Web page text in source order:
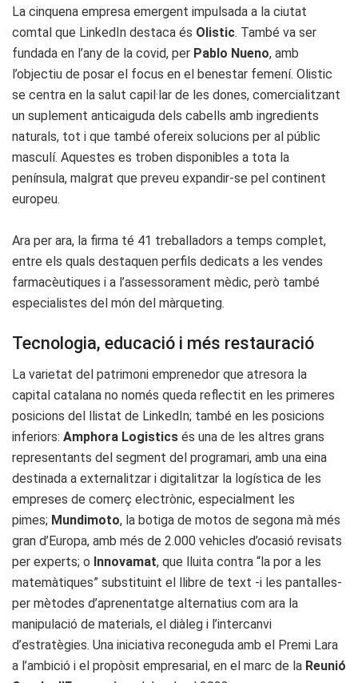
La cinquena empresa emergent impulsada a la ciutat
comtal que LinkedIn destaca és Olistic. També va ser
fundada en l’any de la covid, per Pablo Nueno, amb
l’objectiu de posar el focus en el benestar femení. Olistic
se centra en la salut capil·lar de les dones, comercialitzant
un suplement anticaiguda dels cabells amb ingredients
naturals, tot i que també ofereix solucions per al públic
masculí. Aquestes es troben disponibles a tota la
península, malgrat que preveu expandir-se pel continent
europeu.
Ara per ara, la firma té 41 treballadors a temps complet,
entre els quals destaquen perfils dedicats a les vendes
farmacèutiques i a l’assessorament mèdic, però també
especialistes del món del màrqueting.
Tecnologia, educació i més restauració
La varietat del patrimoni emprenedor que atresora la
capital catalana no només queda reflectit en les primeres
posicions del llistat de LinkedIn; també en les posicions
inferiors: Amphora Logistics és una de les altres grans
representants del segment del programari, amb una eina
destinada a externalitzar i digitalitzar la logística de les
empreses de comerç electrònic, especialment les
pimes; Mundimoto, la botiga de motos de segona mà més
gran d’Europa, amb més de 2.000 vehicles d’ocasió revisats
per experts; o Innovamat, que lluita contra “la por a les
matemàtiques” substituint el llibre de text -i les pantalles-
per mètodes d’aprenentatge alternatius com ara la
manipulació de materials, el diàleg i l’intercanvi
d’estratègies. Una iniciativa reconeguda amb el Premi Lara
a l’ambició i el propòsit empresarial, en el marc de la Reunió